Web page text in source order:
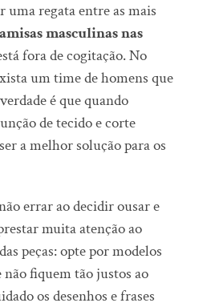
uma regata entre as mais
masculinas nas
fora de cogitação. No
um time de homens que
é que quando
de tecido e corte
a melhor solução para os
errar ao decidir ousar e
muita atenção ao
peças: opte por modelos
fiquem tão justos ao
os desenhos e frases